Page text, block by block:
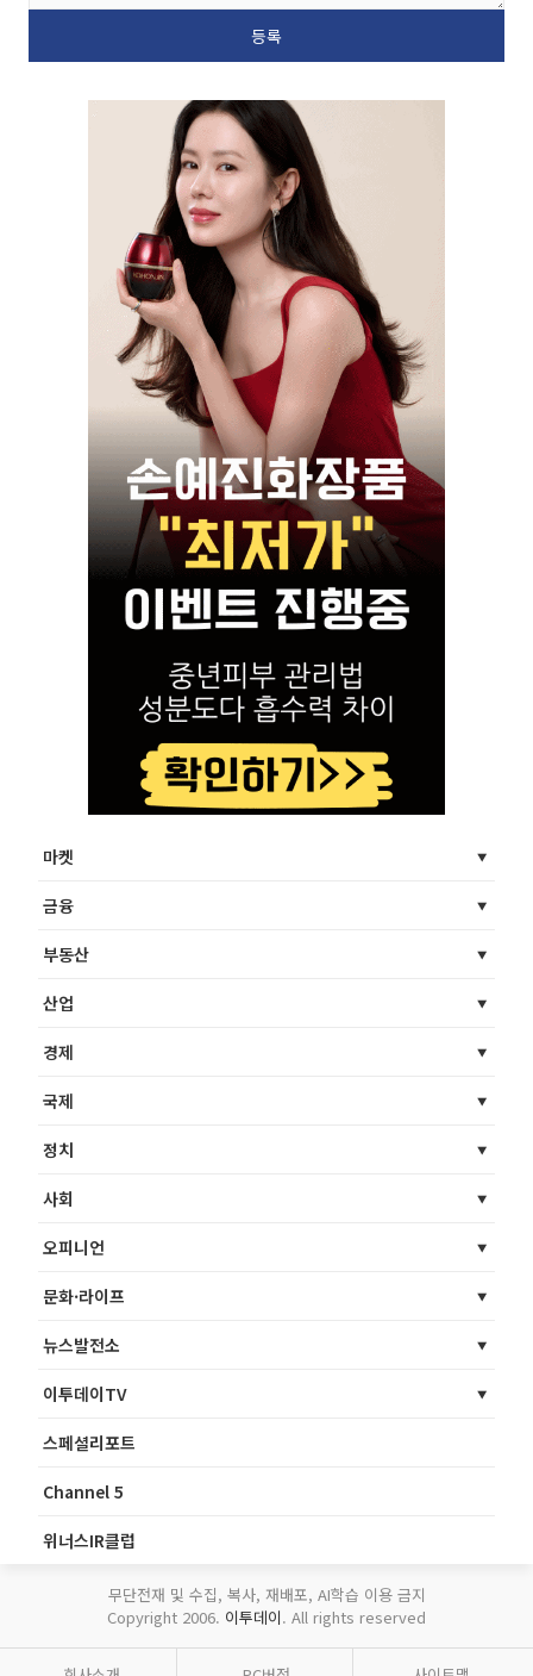
마켓
금융
부동산
산업
경제
국제
정치
사회
오피니언
문화·라이프
뉴스발전소
이투데이TV
스페셜리포트
Channel 5
위너스IR클럽
무단전재 및 수집, 복사, 재배포, AI학습 이용 금지
Copyright 2006. 이투데이. All rights reserved